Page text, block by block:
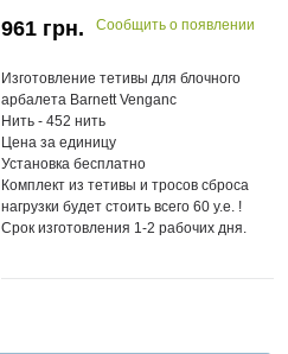
961 грн. Сообщить о появлении
Изготовление тетивы для блочного
арбалета Barnett Venganc
Нить - 452 нить
Цена за единицу
Установка бесплатно
Комплект из тетивы и тросов сброса
нагрузки будет стоить всего 60 у.е. !
Срок изготовления 1-2 рабочих дня.